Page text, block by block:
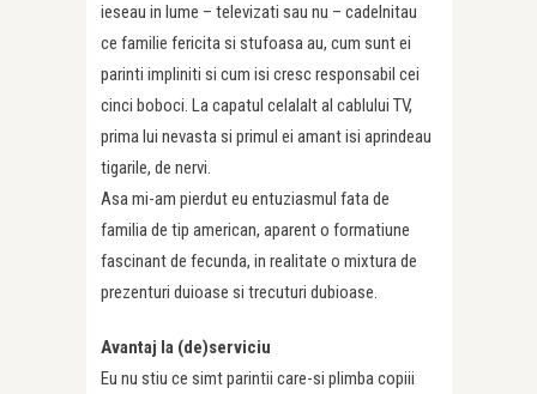
ieseau in lume – televizati sau nu – cadelnitau
ce familie fericita si stufoasa au, cum sunt ei
parinti impliniti si cum isi cresc responsabil cei
cinci boboci. La capatul celalalt al cablului TV,
prima lui nevasta si primul ei amant isi aprindeau
tigarile, de nervi.
Asa mi-am pierdut eu entuziasmul fata de
familia de tip american, aparent o formatiune
fascinant de fecunda, in realitate o mixtura de
prezenturi duioase si trecuturi dubioase.
Avantaj la (de)serviciu
Eu nu stiu ce simt parintii care-si plimba copiii